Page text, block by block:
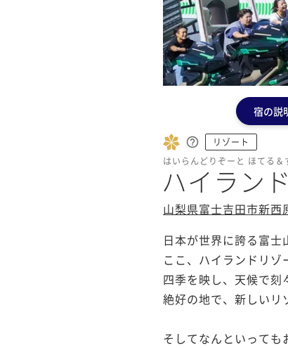
宿の説
リゾート
はいらんどりぞーと ほてる＆
ハイラン
山梨県富士吉田市新西
日本が世界に誇る富士
ここ、ハイランドリ
四季を映し、天候で刻
絶好の地で、新しいリ
そしてなんといっても